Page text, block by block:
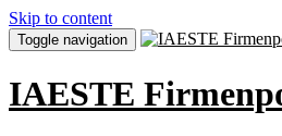
Skip to content
Toggle navigation
IAESTE